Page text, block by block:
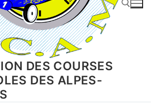
DES COURSES
DES ALPES-
Rechercher :